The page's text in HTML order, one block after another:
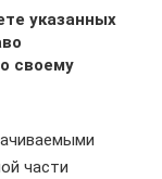
указанных
своему
части